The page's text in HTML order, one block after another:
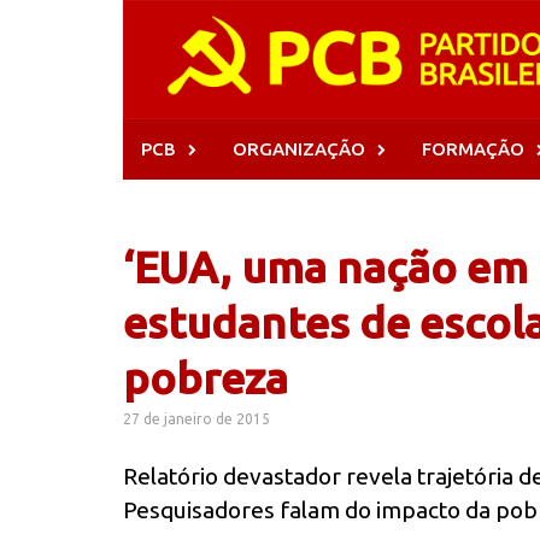
PCB ORGANIZAÇÃO FORMAÇÃO
‘EUA, uma nação
estudantes de
pobreza
27 de janeiro de 2015
Relatório devastador revela trajetória
Pesquisadores falam do impacto da